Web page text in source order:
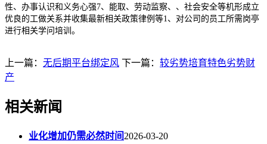
性、办事认识和义务心强7、能取、劳动监察、、社会安全等机形成立
优良的工做关系并收集最新相关政策律例等1、对公司的员工所需岗亭
进行相关学问培训。
上一篇： 无后期平台绑定风 下一篇： 较劣势培育特色劣势财
产
相关新闻
业化增加仍需必然时间 2026-03-20